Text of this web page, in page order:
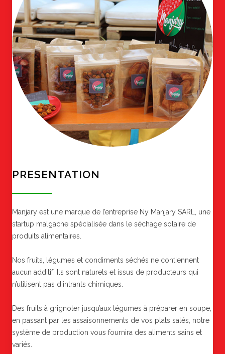
PRESENTATION
Manjary est une marque de l’entreprise Ny Manjary SARL, une
startup malgache spécialisée dans le séchage solaire de
produits alimentaires.
Nos fruits, légumes et condiments séchés ne contiennent
aucun additif. Ils sont naturels et issus de producteurs qui
n’utilisent pas d’intrants chimiques.
Des fruits à grignoter jusqu’aux légumes à préparer en soupe,
en passant par les assaisonnements de vos plats salés, notre
système de production vous fournira des aliments sains et
variés.